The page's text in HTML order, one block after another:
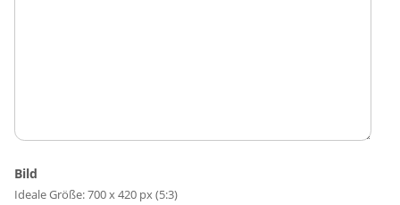
Bild
Ideale Größe: 700 x 420 px (5:3)